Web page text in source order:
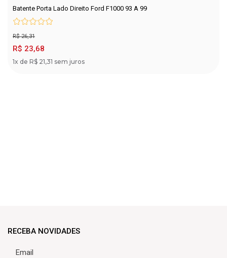
Batente Porta Lado Direito Ford F1000 93 A 99
R$ 26,31
R$ 23,68
1x de R$ 21,31 sem juros
RECEBA NOVIDADES
Email